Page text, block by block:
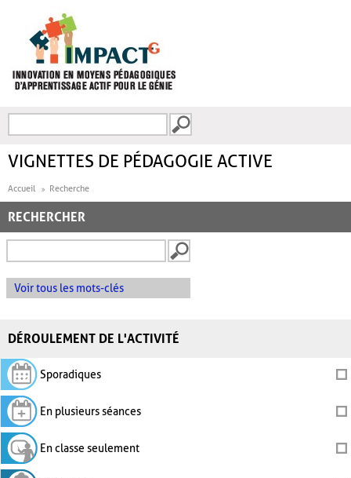
FORMULAIRE DE
VIGNETTES DE PÉDAGOGIE ACTIVE
Accueil Recherche
RECHERCHER
Voir tous les mots-clés
DÉROULEMENT DE L'ACTIVITÉ
Sporadiques
En plusieurs séances
En classe seulement